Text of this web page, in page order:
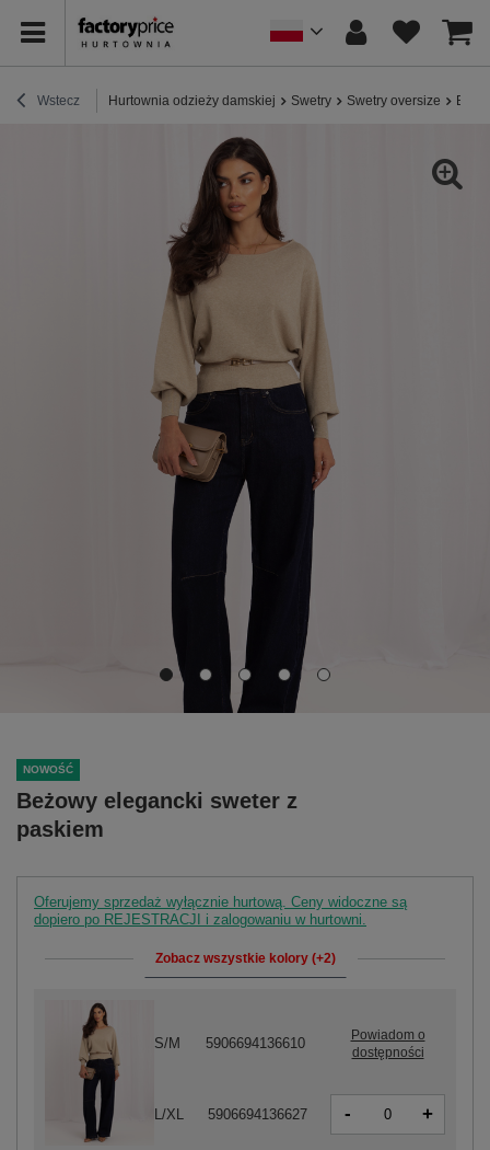
Wstecz Hurtownia odzieży damskiej Swetry Swetry oversize
NOWOŚĆ
Beżowy elegancki sweter z
paskiem
Oferujemy sprzedaż wyłącznie hurtową. Ceny widoczne są
dopiero po REJESTRACJI i zalogowaniu w hurtowni.
Zobacz wszystkie kolory (+2)
S/M 5906694136610
Powiadom o
dostępności
L/XL 5906694136627 - +